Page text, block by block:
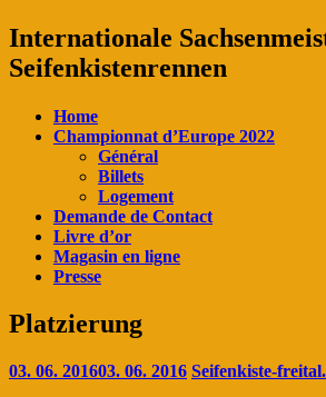
Internationale
Seifenkistenrennen
Home
Championnat d’Europe 2022
Général
Billets
Logement
Demande de Contact
Livre d’or
Magasin en ligne
Presse
Platzierung
03. 06. 201603. 06. 2016 Seifenkiste-